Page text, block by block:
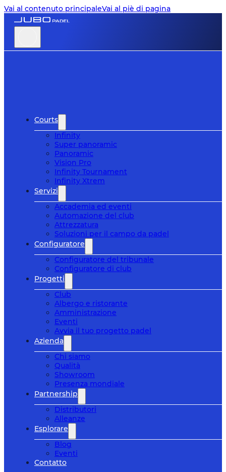
Vai al contenuto principaleVai al piè di pagina
Courts
Infinity
Super panoramic
Panoramic
Vision Pro
Infinity Tournament
Infinity Xtrem
Servizi
Accademia ed eventi
Automazione del club
Attrezzatura
Soluzioni per il campo da padel
Configuratore
Configuratore del tribunale
Configuratore di club
Progetti
Club
Albergo e ristorante
Amministrazione
Eventi
Avvia il tuo progetto padel
Azienda
Chi siamo
Qualità
Showroom
Presenza mondiale
Partnership
Distributori
Alleanze
Esplorare
Blog
Eventi
Contatto